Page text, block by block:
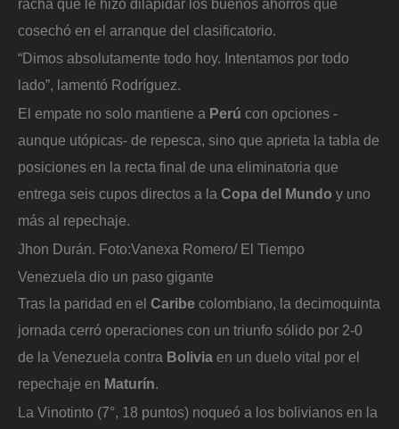
racha que le hizo dilapidar los buenos ahorros que
cosechó en el arranque del clasificatorio.
“Dimos absolutamente todo hoy. Intentamos por todo
lado”, lamentó Rodríguez.
El empate no solo mantiene a Perú con opciones -
aunque utópicas- de repesca, sino que aprieta la tabla de
posiciones en la recta final de una eliminatoria que
entrega seis cupos directos a la Copa del Mundo y uno
más al repechaje.
Jhon Durán. Foto:Vanexa Romero/ El Tiempo
Venezuela dio un paso gigante
Tras la paridad en el Caribe colombiano, la decimoquinta
jornada cerró operaciones con un triunfo sólido por 2-0
de la Venezuela contra Bolivia en un duelo vital por el
repechaje en Maturín.
La Vinotinto (7°, 18 puntos) noqueó a los bolivianos en la